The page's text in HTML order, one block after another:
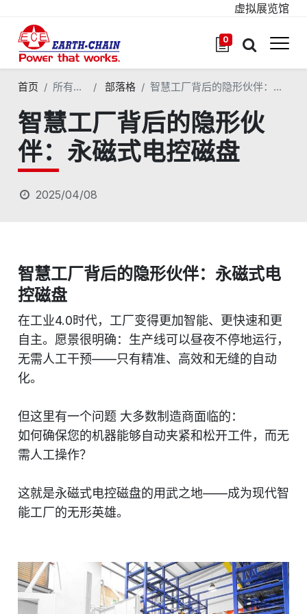
0
虚拟展览馆
首页 所有部落格 部落格 智慧工厂背后的隐形伙伴：永磁式电控磁盘
智慧工厂背后的隐形伙
伴：永磁式电控磁盘
2025/04/08
智慧工厂背后的隐形伙伴：永磁式电
控磁盘
在工业4.0时代，工厂变得更加智能、更快速和更
自主。愿景很明确：生产线可以昼夜不停地运行，
无需人工干预——只有精准、高效和无缝的自动
化。
但这里有一个问题 大多数制造商面临的：
如何确保您的机器能够自动夹紧和松开工件，而无
需人工操作？
这就是永磁式电控磁盘的用武之地——成为现代智
能工厂的无形英雄。